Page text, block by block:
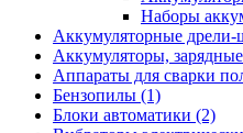
Наборы
Аккумуляторные
Аккумуляторы, зарядные
Аппараты для сварки
Бензопилы (1)
Блоки автоматики (2)